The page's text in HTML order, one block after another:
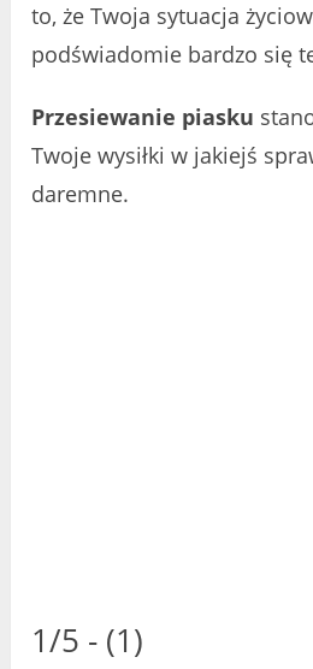
to, że Twoja sytuacja
podświadomie bardzo się
Przesiewanie piasku
Twoje wysiłki w jakiejś
daremne.
1/5 - (1)